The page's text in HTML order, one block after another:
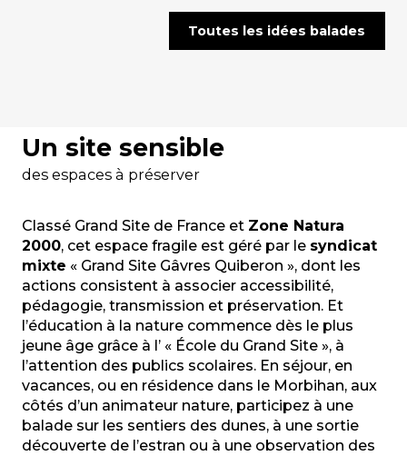
Toutes les idées balades
Un site sensible
des espaces à préserver
Classé Grand Site de France et Zone Natura
2000, cet espace fragile est géré par le syndicat
mixte « Grand Site Gâvres Quiberon », dont les
actions consistent à associer accessibilité,
pédagogie, transmission et préservation. Et
l’éducation à la nature commence dès le plus
jeune âge grâce à l’ « École du Grand Site », à
l’attention des publics scolaires. En séjour, en
vacances, ou en résidence dans le Morbihan, aux
côtés d’un animateur nature, participez à une
balade sur les sentiers des dunes, à une sortie
découverte de l’estran ou à une observation des